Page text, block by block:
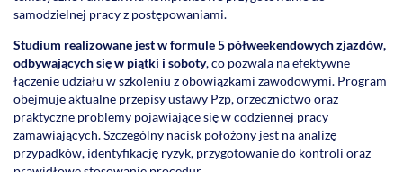
samodzielnej pracy z postępowaniami.
Studium realizowane jest w formule 5 półweekendowych zjazdów,
odbywających się w piątki i soboty, co pozwala na efektywne
łączenie udziału w szkoleniu z obowiązkami zawodowymi. Program
obejmuje aktualne przepisy ustawy Pzp, orzecznictwo oraz
praktyczne problemy pojawiające się w codziennej pracy
zamawiających. Szczególny nacisk położony jest na analizę
przypadków, identyfikację ryzyk, przygotowanie do kontroli oraz